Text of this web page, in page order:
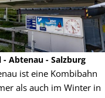
Abtenau - Salzburg
ist eine Kombibahn
als auch im Winter in